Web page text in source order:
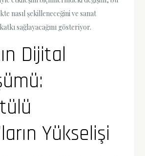
nasıl şekilleneceğini ve sanat
sağlayacağını gösteriyor.
Dijital
Yükselişi